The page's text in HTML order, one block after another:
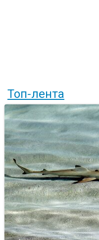
Топ-лента